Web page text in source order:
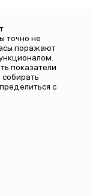
точно не
поражают
показатели
с